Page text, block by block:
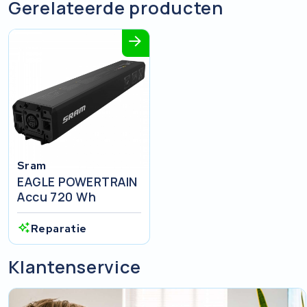
Gerelateerde producten
Sram
EAGLE POWERTRAIN
Accu 720 Wh
Reparatie
Klantenservice